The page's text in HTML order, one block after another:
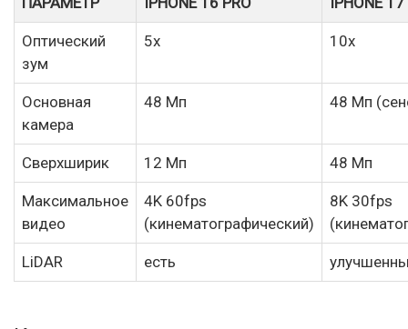
Оптический
зум
5x 10x
Основная
камера
48 Мп 48 Мп
Сверхширик 12 Мп 48 Мп
Максимальное
видео
4K 60fps
(кинематографический)
8K 30fps
LiDAR есть